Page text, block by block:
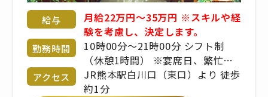
給与
月給22万円～35万円 ※スキルや経
験を考慮し、決定します。
勤務時間
10時00分〜21時00分 シフト制
（休憩1時間） ※宴席日、繁忙期
により変動あり ※出勤時間、勤務
時間は、拠点により異なります
アクセス
JR熊本駅白川口（東口）より 徒歩
約1分